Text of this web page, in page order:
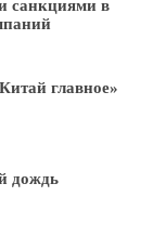
санкциями в
главное»
дождь